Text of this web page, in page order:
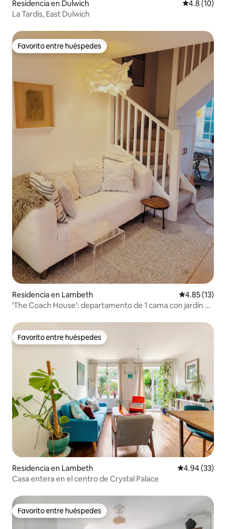
Residencia en Dulwich Calificación
4.8 (10)
La Tardis, East Dulwich
Favorito entre huéspedes
Favorito entre huéspedes
Residencia en Lambeth Calificación
4.85 (13)
‘The Coach House’: departamento de 1 cama con jardín y
Favorito entre huéspedes
Favorito entre huéspedes
Residencia en Lambeth Calificación
4.94 (33)
Casa entera en el centro de Crystal Palace
Favorito entre huéspedes
Favorito entre huéspedes